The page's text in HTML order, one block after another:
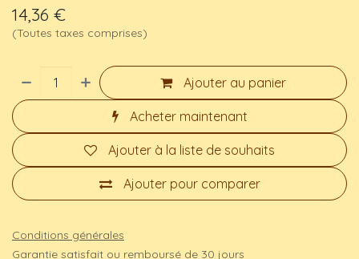
14,36 €
(Toutes taxes comprises)
Ajouter au panier
Acheter maintenant
Ajouter pour comparer
Ajouter à la liste de souhaits
Conditions générales
Garantie satisfait ou remboursé de 30 jours